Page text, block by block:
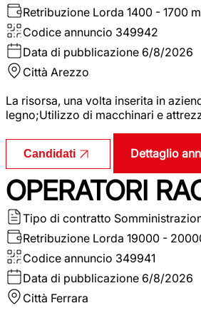
Retribuzione Lorda 1400 - 1700
Codice annuncio 349942
Data di pubblicazione 6/8/2026
Città Arezzo
La risorsa, una volta inserita in
legno;Utilizzo di macchinari e
Candidati Dettaglio
OPERATORI
Tipo di contratto
Retribuzione Lorda 19000 -
Codice annuncio 349941
Data di pubblicazione 6/8/2026
Città Ferrara